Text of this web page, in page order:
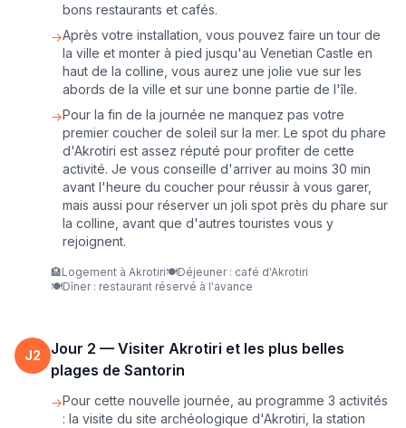
bons restaurants et cafés.
→Après votre installation, vous pouvez faire un tour de
la ville et monter à pied jusqu'au Venetian Castle en
haut de la colline, vous aurez une jolie vue sur les
abords de la ville et sur une bonne partie de l'île.
→Pour la fin de la journée ne manquez pas votre
premier coucher de soleil sur la mer. Le spot du phare
d'Akrotiri est assez réputé pour profiter de cette
activité. Je vous conseille d'arriver au moins 30 min
avant l'heure du coucher pour réussir à vous garer,
mais aussi pour réserver un joli spot près du phare sur
la colline, avant que d'autres touristes vous y
rejoignent.
🏨Logement à Akrotiri🍽️Déjeuner : café d'Akrotiri
🍽️Dîner : restaurant réservé à l'avance
J2 Jour 2 — Visiter Akrotiri et les plus belles
plages de Santorin
→Pour cette nouvelle journée, au programme 3 activités
: la visite du site archéologique d'Akrotiri, la station